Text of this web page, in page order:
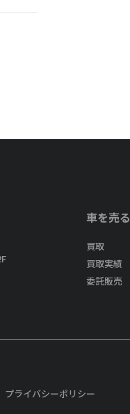
車を売る
買取
買取実績
委託販売
プライバシーポリシー